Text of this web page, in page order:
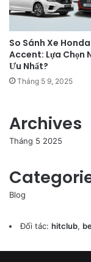
So Sánh Xe
Accent: Lựa Chọn
Ưu Nhất?
Tháng 5 9, 2025
Archives
Tháng 5 2025
Blog
Đối tác: hitclub,